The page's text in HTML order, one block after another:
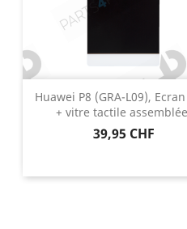
Huawei P8 (GRA-L09), Ecran
+ vitre tactile
Prix
39,95 CHF